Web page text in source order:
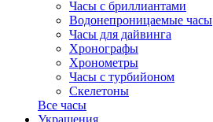
Часы с бриллиантами
Водонепроницаемые часы
Часы для дайвинга
Хронографы
Хронометры
Часы с турбийоном
Скелетоны
Все часы